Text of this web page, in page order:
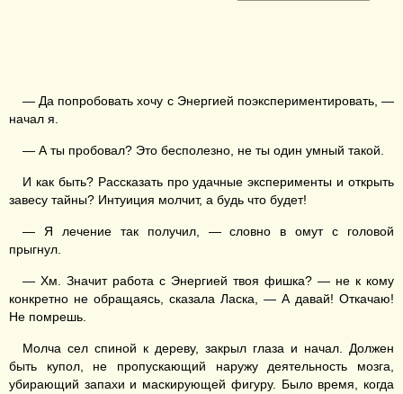
— Да попробовать хочу с Энергией поэкспериментировать, —
начал я.
— А ты пробовал? Это бесполезно, не ты один умный такой.
И как быть? Рассказать про удачные эксперименты и открыть
завесу тайны? Интуиция молчит, а будь что будет!
— Я лечение так получил, — словно в омут с головой
прыгнул.
— Хм. Значит работа с Энергией твоя фишка? — не к кому
конкретно не обращаясь, сказала Ласка, — А давай! Откачаю!
Не помрешь.
Молча сел спиной к дереву, закрыл глаза и начал. Должен
быть купол, не пропускающий наружу деятельность мозга,
убирающий запахи и маскирующей фигуру. Было время, когда